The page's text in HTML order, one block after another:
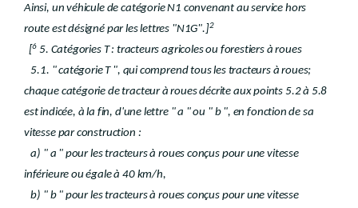
Ainsi, un véhicule de catégorie N1 convenant au service hors
route est désigné par les lettres "N1G".]2
[6 5. Catégories T : tracteurs agricoles ou forestiers à roues
5.1. " catégorie T ", qui comprend tous les tracteurs à roues;
chaque catégorie de tracteur à roues décrite aux points 5.2 à 5.8
est indicée, à la fin, d'une lettre " a " ou " b ", en fonction de sa
vitesse par construction :
a) " a " pour les tracteurs à roues conçus pour une vitesse
inférieure ou égale à 40 km/h,
b) " b " pour les tracteurs à roues conçus pour une vitesse